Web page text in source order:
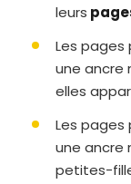
leurs
Les
une ancre
elles
Les
une ancre
petites-